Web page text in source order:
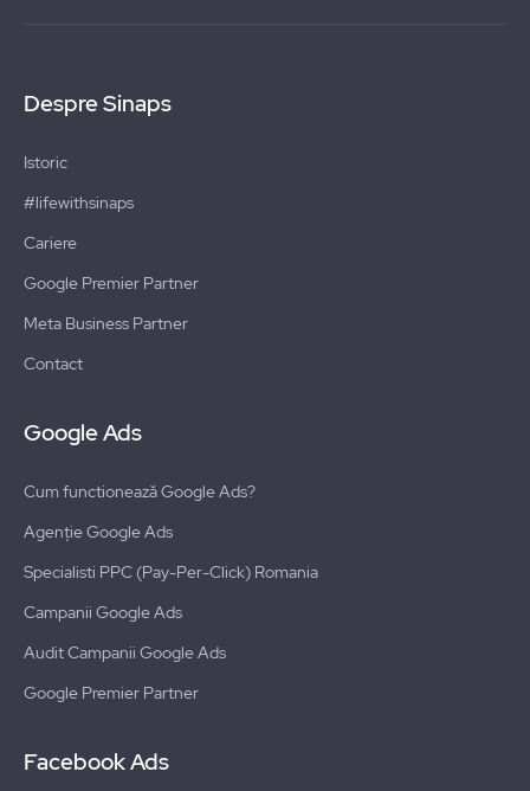
Despre Sinaps
Istoric
#lifewithsinaps
Cariere
Google Premier Partner
Meta Business Partner
Contact
Google Ads
Cum functionează Google Ads?
Agenție Google Ads
Specialisti PPC (Pay-Per-Click) Romania
Campanii Google Ads
Audit Campanii Google Ads
Google Premier Partner
Facebook Ads